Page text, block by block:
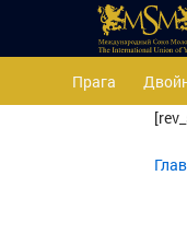
Прага